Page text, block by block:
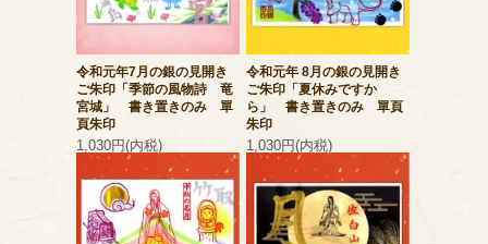
令和元年7月の銀の見開き
ご朱印「季節の風物詩 竜
宮城」 書き置きのみ 單
頁朱印
1,030円(内税)
令和元年 8月の銀の見開き
ご朱印「夏休みですか
ら」 書き置きのみ 單頁
朱印
1,030円(内税)